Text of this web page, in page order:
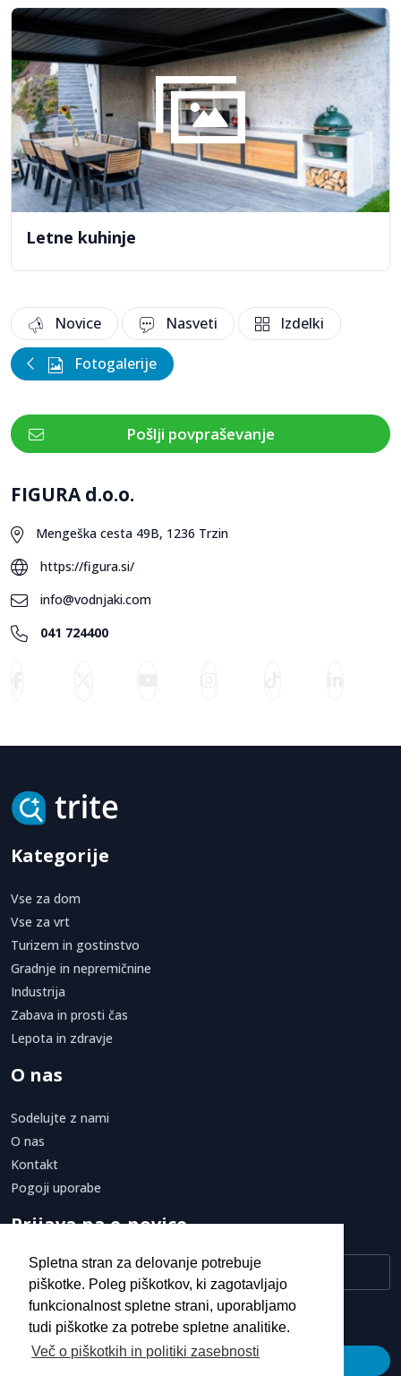
Spletna stran za delovanje potrebuje
piškotke. Poleg piškotkov, ki zagotavljajo
funkcionalnost spletne strani, uporabljamo
tudi piškotke za potrebe spletne analitike.
Več o piškotkih in politiki zasebnosti
Letne kuhinje
Novice Nasveti Izdelki
Fotogalerije
Pošlji povpraševanje
FIGURA d.o.o.
Mengeška cesta 49B, 1236 Trzin
https://figura.si/
info@vodnjaki.com
041 724400
Kategorije
Vse za dom
Vse za vrt
Turizem in gostinstvo
Gradnje in nepremičnine
Industrija
Zabava in prosti čas
Lepota in zdravje
O nas
Sodelujte z nami
O nas
Kontakt
Pogoji uporabe
Prijava na e-novice
Strinjam se s pogoji uporabe.
Prijava